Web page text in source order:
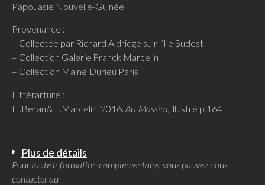
Papouasie Nouvelle-Guinée
Provenance :
– Collectée par Richard Aldridge su r l’Ile Sudest
– Collection Galerie Franck Marcelin
– Collection Maine Durieu Paris
Littérarture :
H.Beran& F.Marcelin. 2016. Art Massim, illustré p.164
Plus de détails
Pour toute information complémentaire, vous pouvez nous
contacter au